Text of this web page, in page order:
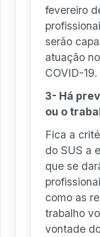
fevereiro
serão
atuação
COVID-19.
3- Há
ou o
Fica a
do SUS a
que se
como as
trabalho
vontade